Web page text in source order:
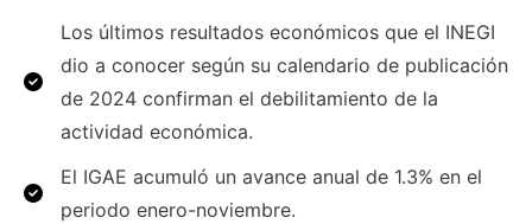
Los últimos resultados económicos que el INEGI
dio a conocer según su calendario de publicación
de 2024 confirman el debilitamiento de la
actividad económica.
El IGAE acumuló un avance anual de 1.3% en el
periodo enero-noviembre.